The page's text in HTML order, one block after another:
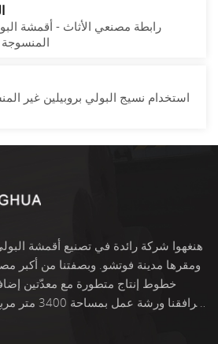
رابطة مصنعي الأثاث - أقمشة
المنسوجة
استخدام نسيج البولي بروبيلين غير
هنغهوا شركة رائدة في تصنيع أقمشة
ومقرها مدينة فوتشو. وبصفتنا من أكبر
خطوط إنتاج متطورة مع معدّتين
مرافقنا
مع الأقمشة غير المنسوجة. نختار فقط